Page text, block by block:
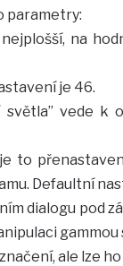
parametry:
na
je 46.
vede k
to
Defaultní
dialogu pod
ale lze